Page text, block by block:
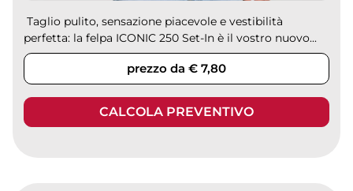
Taglio pulito, sensazione piacevole e vestibilità
perfetta: la felpa ICONIC 250 Set-In è il vostro nuovo...
prezzo da € 7,80
CALCOLA PREVENTIVO